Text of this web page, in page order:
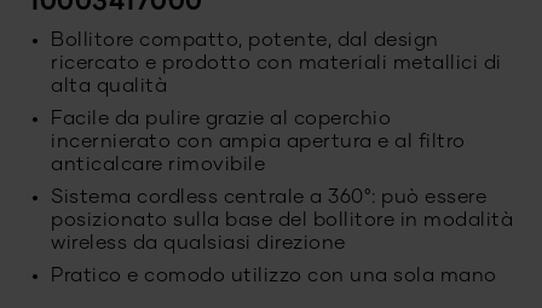
Bollitore compatto, potente, dal design
ricercato e prodotto con materiali metallici di
alta qualità
Facile da pulire grazie al coperchio
incernierato con ampia apertura e al filtro
anticalcare rimovibile
Sistema cordless centrale a 360°: può essere
posizionato sulla base del bollitore in modalità
wireless da qualsiasi direzione
Pratico e comodo utilizzo con una sola mano